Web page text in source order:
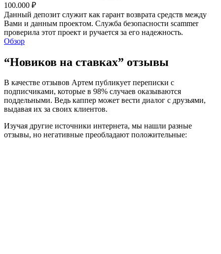
100.000 ₽
Данный депозит служит как гарант возврата средств между
Вами и данным проектом. Служба безопасности scammer
проверила этот проект и ручается за его надежность.
Обзор
“Новиков на ставках” отзывы
В качестве отзывов Артем публикует переписки с
подписчиками, которые в 98% случаев оказываются
поддельными. Ведь каппер может вести диалог с друзьями,
выдавая их за своих клиентов.
Изучая другие источники интернета, мы нашли разные
отзывы, но негативные преобладают положительные: